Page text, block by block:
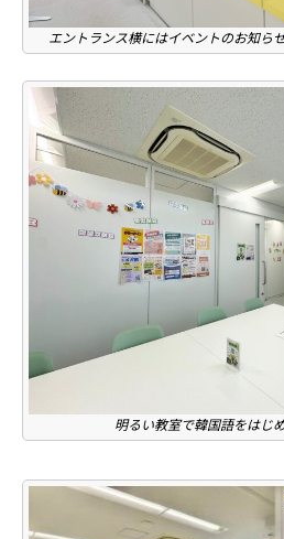
エントランス横にはイベントのお知ら
明るい教室で韓国語をはじ